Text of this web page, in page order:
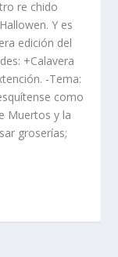
re chido
Y es
edición del
+Calavera
-Tema:
como
Muertos y la
groserías;